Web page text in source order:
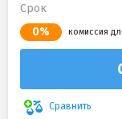
Срок
0% комиссия
Сравнить